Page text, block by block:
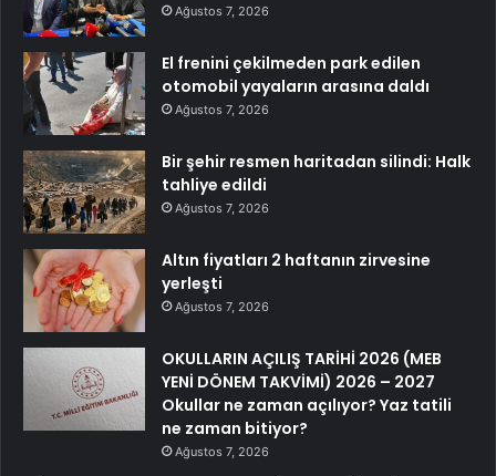
Ağustos 7, 2026
El frenini çekilmeden park edilen
otomobil yayaların arasına daldı
Ağustos 7, 2026
Bir şehir resmen haritadan silindi: Halk
tahliye edildi
Ağustos 7, 2026
Altın fiyatları 2 haftanın zirvesine
yerleşti
Ağustos 7, 2026
OKULLARIN AÇILIŞ TARİHİ 2026 (MEB
YENİ DÖNEM TAKVİMİ) 2026 – 2027
Okullar ne zaman açılıyor? Yaz tatili
ne zaman bitiyor?
Ağustos 7, 2026